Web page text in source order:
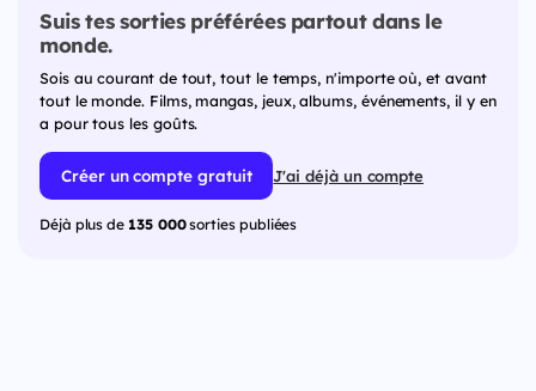
Suis tes sorties préférées partout dans le
monde.
Sois au courant de tout, tout le temps, n'importe où, et avant
tout le monde. Films, mangas, jeux, albums, événements, il y en
a pour tous les goûts.
Créer un compte gratuit J'ai déjà un compte
Déjà plus de 135 000sorties publiées